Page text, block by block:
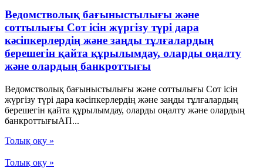
Ведомстволық бағыныстылығы және
соттылығы Сот ісін жүргізу түрі дара
кәсіпкерлердің және заңды тұлғалардың
берешегін қайта құрылымдау, оларды оңалту
және олардың банкроттығы
Ведомстволық бағыныстылығы және соттылығы Сот ісін
жүргізу түрі дара кәсіпкерлердің және заңды тұлғалардың
берешегін қайта құрылымдау, оларды оңалту және олардың
банкроттығыАП...
Толық оқу »
Толық оқу »